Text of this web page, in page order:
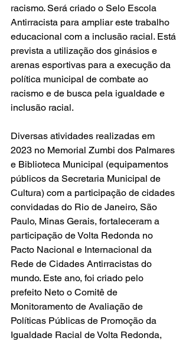
racismo. Será criado o Selo Escola
Antirracista para ampliar este trabalho
educacional com a inclusão racial. Está
prevista a utilização dos ginásios e
arenas esportivas para a execução da
política municipal de combate ao
racismo e de busca pela igualdade e
inclusão racial.
Diversas atividades realizadas em
2023 no Memorial Zumbi dos Palmares
e Biblioteca Municipal (equipamentos
públicos da Secretaria Municipal de
Cultura) com a participação de cidades
convidadas do Rio de Janeiro, São
Paulo, Minas Gerais, fortaleceram a
participação de Volta Redonda no
Pacto Nacional e Internacional da
Rede de Cidades Antirracistas do
mundo. Este ano, foi criado pelo
prefeito Neto o Comitê de
Monitoramento de Avaliação de
Políticas Públicas de Promoção da
Igualdade Racial de Volta Redonda,